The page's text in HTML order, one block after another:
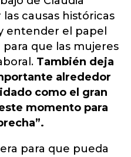
causas históricas
entender el papel
que las mujeres
También deja
alrededor
como el gran
momento para
para que pueda